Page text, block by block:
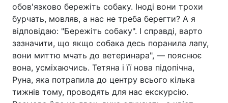
обов'язково бережіть собаку. Іноді вони трохи
бурчать, мовляв, а нас не треба берегти? А я
відповідаю: "Бережіть собаку". І справді, варто
зазначити, що якщо собака десь поранила лапу,
вони миттю мчать до ветеринара", — пояснює
вона, усміхаючись. Тетяна і її нова підопічна,
Руна, яка потрапила до центру всього кілька
тижнів тому, проводять для нас екскурсію.